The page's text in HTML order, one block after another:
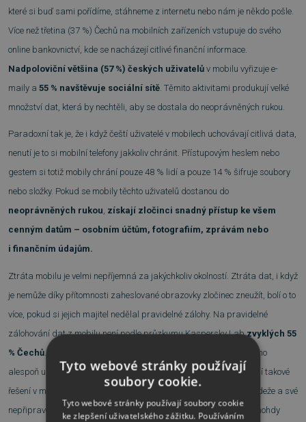
které si buď sami pořídíme, stáhneme z internetu nebo nám je někdo pošle.
Více než třetina (37 %) Čechů na mobilních zařízeních vstupuje do svého
online bankovnictví, kde se nacházejí citlivé finanční informace.
Nadpoloviční většina (57 %) českých uživatelů v mobilu vyřizuje e-
maily a 55 % navštěvuje sociální sítě. Těmito aktivitami produkují velké
množství dat, která by nechtěli, aby se dostala do neoprávněných rukou.
Paradoxní tak je, že i když čeští uživatelé v mobilech uchovávají citlivá data,
nenutí je to si mobilní telefony jakkoliv chránit. Přístupovým heslem nebo
gestem si totiž mobily chrání pouze 48 % lidí a pouze 14 % šifruje soubory
nebo složky. Pokud se mobily těchto uživatelů dostanou do
neoprávněných rukou, získají zločinci snadný přístup ke všem
cenným datům – osobním účtům, fotografiím, zprávám nebo
i finančním údajům.
Ztráta mobilu je velmi nepříjemná za jakýchkoliv okolností. Ztráta dat, i když
je nemůže díky přítomnosti zaheslované obrazovky zločinec zneužít, bolí o to
více, pokud si jejich majitel nedělal pravidelné zálohy. Na pravidelné
zálohování dat z mobilu není podle průzkumu Kaspersky Labzvyklých 55
% Čechů. Dohledat své zařízení díky speciálním aplikacím, nebo ho
alespoň uzamknout, může pouze 26 % českých uživatelů, kteří mají takové
řešení v mobilu nainstalované. Uživatelé tak velmi často vinou krádeže a své
nepřipravenosti ztratí cenné vzpomínky , osobní informace a mnohdy
Tyto webové stránky používají
soubory cookie.
Tyto webové stránky používají soubory cookie
ke zlepšení uživatelského zážitku. Používáním